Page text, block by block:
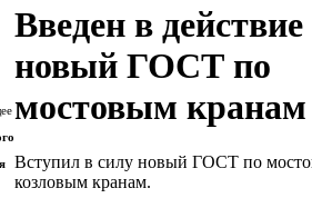
Введен в действие
новый ГОСТ по
мостовым кранам
Вступил в силу новый ГОСТ по
козловым кранам.